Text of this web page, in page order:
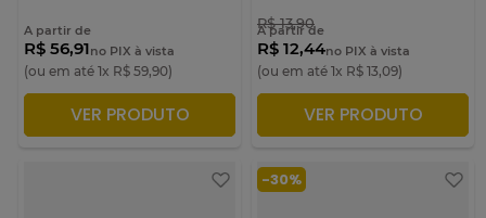
A partir de
R$ 56,91no PIX à vista
(ou em até 1x R$ 59,90)
ADICIONAR À SACOLA
VER PRODUTO
R$ 13,90
A partir de
R$ 12,44no PIX à vista
(ou em até 1x R$ 13,09)
ADICIONAR À SACOLA
VER PRODUTO
-30%